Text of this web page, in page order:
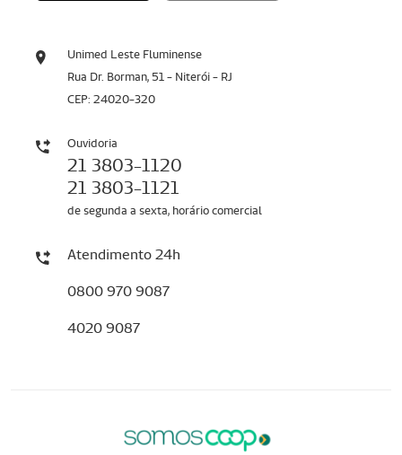
Unimed Leste Fluminense
Rua Dr. Borman, 51 - Niterói - RJ
CEP: 24020-320
Ouvidoria
21 3803-1120
21 3803-1121
de segunda a sexta, horário comercial
Atendimento 24h
0800 970 9087
4020 9087